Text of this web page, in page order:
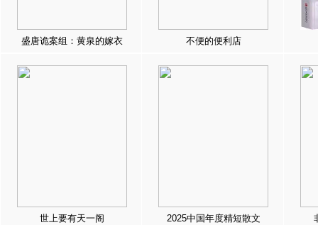
盛唐诡案组：黄泉的嫁衣 不便的便利店
世上要有天一阁 2025中国年度精短散文